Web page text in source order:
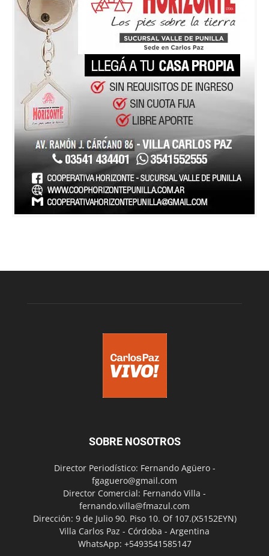
SOBRE NOSOTROS
Director Periodístico: Fernando Agüero -
fgaguero@gmail.com
Director Comercial: Fernando Villa -
fernando.villa@fmazul.com
Dirección: 9 de Julio 90. Piso 10. Of 107.(X5152EYN)
Villa Carlos Paz - Córdoba - Argentina
WhatsApp: +5493541585147